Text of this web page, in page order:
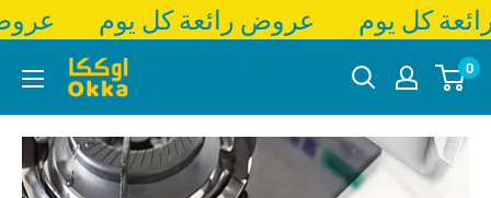
عروض رائعة كل يوم كل يوم
إلى
المحتوى
Okka 0